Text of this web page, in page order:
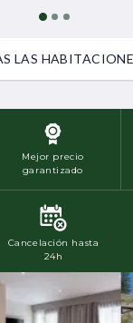
LAS
Mejor precio
garantizado
Cancelación hasta
24h